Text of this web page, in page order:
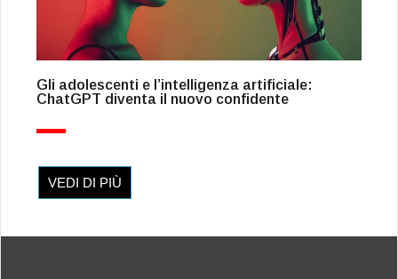
Gli adolescenti e l’intelligenza artificiale:
ChatGPT diventa il nuovo confidente
VEDI DI PIÙ